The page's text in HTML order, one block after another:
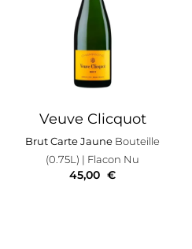
Veuve Clicquot
Brut Carte Jaune Bouteille
(0.75L) | Flacon Nu
45,00 €